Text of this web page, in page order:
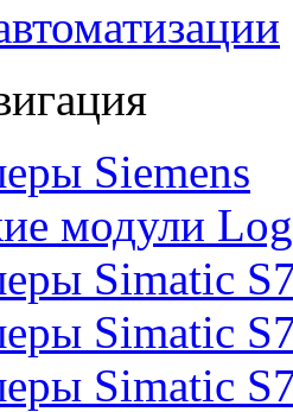
Siemens
модули
Simatic
Simatic
Simatic